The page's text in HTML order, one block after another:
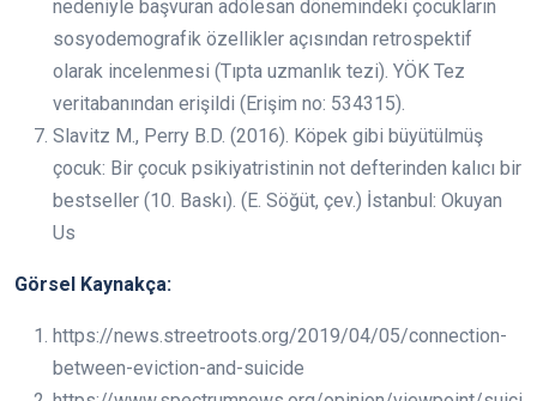
nedeniyle başvuran adölesan dönemindeki çocukların
sosyodemografik özellikler açısından retrospektif
olarak incelenmesi (Tıpta uzmanlık tezi). YÖK Tez
veritabanından erişildi (Erişim no: 534315).
Slavitz M., Perry B.D. (2016). Köpek gibi büyütülmüş
çocuk: Bir çocuk psikiyatristinin not defterinden kalıcı bir
bestseller (10. Baskı). (E. Söğüt, çev.) İstanbul: Okuyan
Us
Görsel Kaynakça:
https://news.streetroots.org/2019/04/05/connection-
between-eviction-and-suicide